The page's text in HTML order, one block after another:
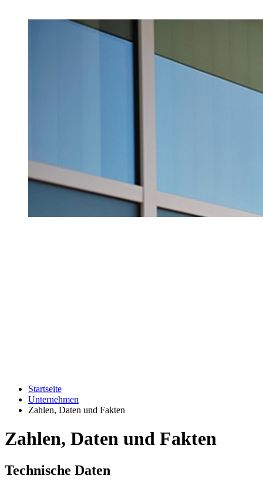
Startseite
Unternehmen
Zahlen, Daten und Fakten
Zahlen, Daten und Fakten
Technische Daten